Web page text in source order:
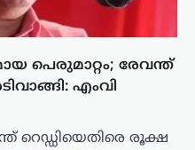
പെരുമാറ്റം; രേവന്ത്
എംവി
റെഡ്ഡിയെതിരെ രൂക്ഷ